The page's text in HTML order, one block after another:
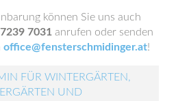
können Sie uns auch
7031 anrufen oder senden
office@fensterschmidinger.at!
FÜR WINTERGÄRTEN,
UND